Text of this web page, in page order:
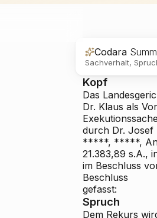
Codara
Sachverhalt,
Kopf
Das
Dr. Klaus als
durch Dr. Josef
*****, *****,
21.383,89 s.A.,
im Beschluss
Beschluss
gefasst:
Spruch
Dem Rekurs